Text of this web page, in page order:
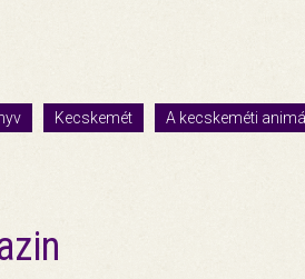
Kecskemét A kecskeméti